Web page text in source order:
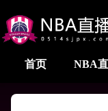
首页 NBA